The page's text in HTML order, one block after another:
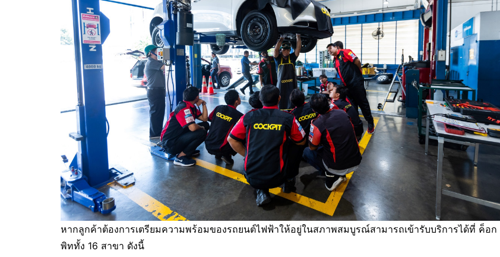
หากลูกค้าต้องการเตรียมความพร้อมของรถยนต์ไฟฟ้าให้อยู่ในสภาพสมบูรณ์สามารถเข้ารับบริการได้ที่ ค็อก
พิททั้ง 16 สาขา ดังนี้